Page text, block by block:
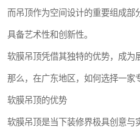
而吊顶作为空间设计的重要组成部
具备艺术性和创新性。
软膜吊顶凭借其独特的优势，成为
那么，在广东地区，如何选择一家
软膜吊顶的优势
软膜吊顶是当下装修界极具创意与